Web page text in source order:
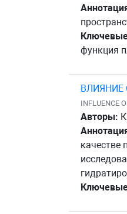
функция
ВЛИЯНИЕ
INFLUENCE
Авторы:
качестве